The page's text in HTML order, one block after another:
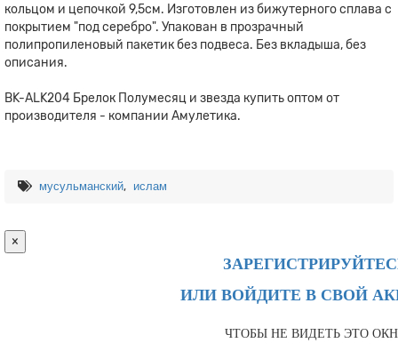
кольцом и цепочкой 9,5см. Изготовлен из бижутерного сплава с
покрытием "под серебро". Упакован в прозрачный
полипропиленовый пакетик без подвеса. Без вкладыша, без
описания.
BK-ALK204 Брелок Полумесяц и звезда купить оптом от
производителя - компании Амулетика.
мусульманский, ислам
×
ИЛИ ВОЙДИТЕ В СВОЙ
ЧТОБЫ НЕ ВИДЕТЬ ЭТО